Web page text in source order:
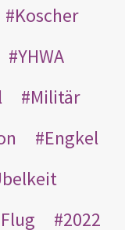
Koscher
YHWA
Militär
Engkel
Flug
2022